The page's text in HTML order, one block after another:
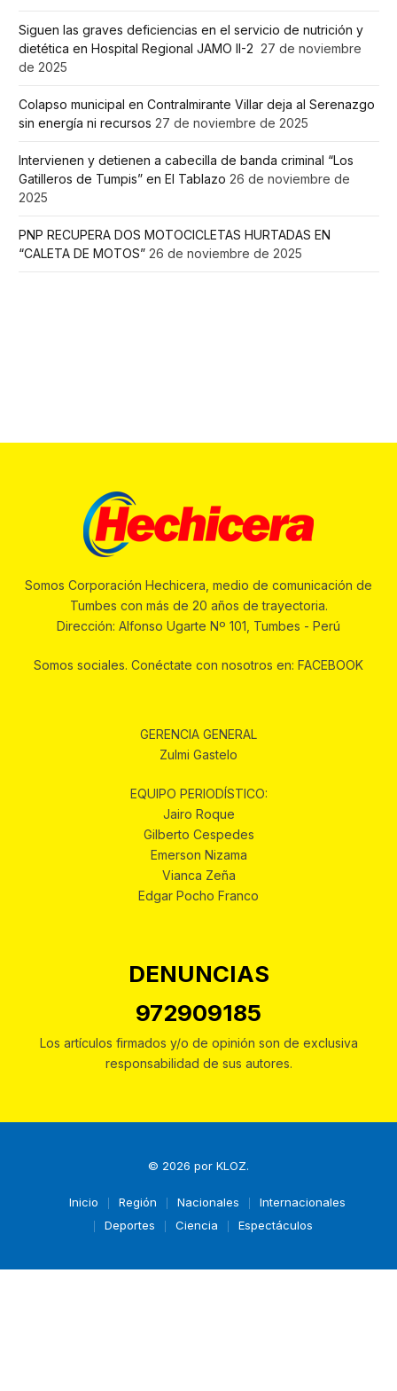
Siguen las graves deficiencias en el servicio de nutrición y
dietética en Hospital Regional JAMO II-2 27 de noviembre
de 2025
Colapso municipal en Contralmirante Villar deja al Serenazgo
sin energía ni recursos 27 de noviembre de 2025
Intervienen y detienen a cabecilla de banda criminal “Los
Gatilleros de Tumpis” en El Tablazo 26 de noviembre de
2025
PNP RECUPERA DOS MOTOCICLETAS HURTADAS EN
“CALETA DE MOTOS” 26 de noviembre de 2025
Somos Corporación Hechicera, medio de comunicación de
Tumbes con más de 20 años de trayectoria.
Dirección: Alfonso Ugarte Nº 101, Tumbes - Perú
Somos sociales. Conéctate con nosotros en: FACEBOOK
GERENCIA GENERAL
Zulmi Gastelo
EQUIPO PERIODÍSTICO:
Jairo Roque
Gilberto Cespedes
Emerson Nizama
Vianca Zeña
Edgar Pocho Franco
DENUNCIAS
972909185
Los artículos firmados y/o de opinión son de exclusiva
responsabilidad de sus autores.
© 2026 por KLOZ.
Inicio Región Nacionales
Internacionales
Deportes
Ciencia Espectáculos